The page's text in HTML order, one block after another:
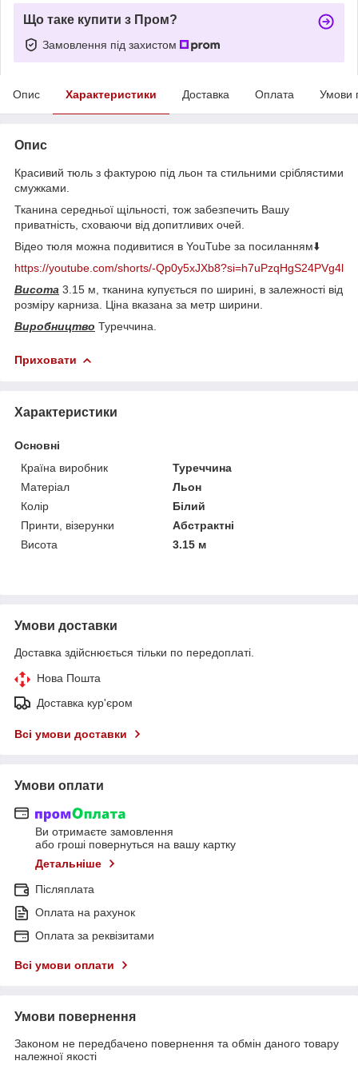
Що таке купити з Пром?
Замовлення під захистом
Опис Характеристики Доставка Оплата Умови
Опис
Красивий тюль з фактурою під льон та стильними сріблястими
смужками.
Тканина середньої щільності, тож забезпечить Вашу
приватність, сховаючи від допитливих очей.
Відео тюля можна подивитися в YouTube за посиланням⬇️
https://youtube.com/shorts/-Qp0y5xJXb8?si=h7uPzqHgS24PVg4l
Висота 3.15 м, тканина купується по ширині, в залежності від
розміру карниза. Ціна вказана за метр ширини.
Виробництво Туреччина.
Приховати
Характеристики
Основні
Країна виробник
Туреччина
Матеріал
Льон
Колір
Білий
Принти, візерунки
Абстрактні
Висота
3.15 м
Умови доставки
Доставка здійснюється тільки по передоплаті.
Нова Пошта
Доставка кур'єром
Всі умови доставки
Умови оплати
Ви отримаєте замовлення
або гроші повернуться на вашу картку
Детальніше
Післяплата
Оплата на рахунок
Оплата за реквізитами
Всі умови оплати
Умови повернення
Законом не передбачено повернення та обмін даного товару
належної якості